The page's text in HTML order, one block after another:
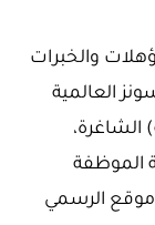
والخبرات
العالمية
الشاغرة،
الموظفة
موقع الرسمي